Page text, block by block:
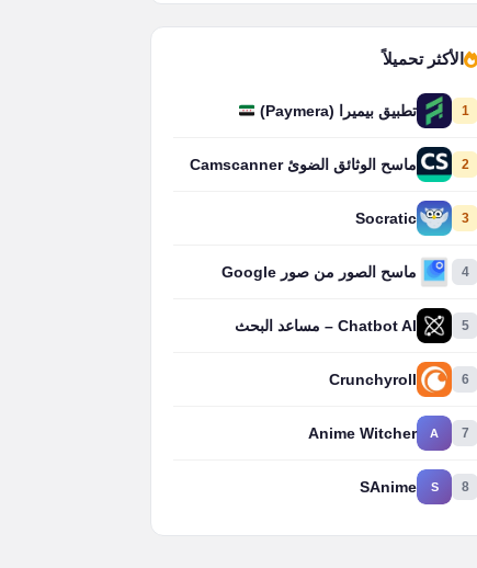
الأكثر تحميلاً
1 تطبيق بيميرا (Paymera)
2 ماسح الوثائق الضوئ Camscanner
3
Socratic
4 ماسح الصور من صور Google
5 Chatbot AI – مساعد البحث
6
Crunchyroll
7
A
Anime Witcher
8
S
SAnime